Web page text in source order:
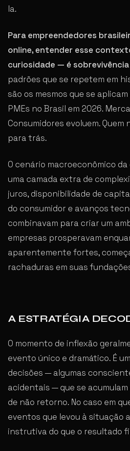
la.
Para empreendedores
online, entender esse
curiosidade — é
padrões que se repetem em
são os mesmos que se
PMEs no Brasil em 2026.
Consumidores evoluem.
para trás.
O cenário macroeconômico
uma camada extra de
juros, disponibilidade de
do consumidor e avanços
combinavam para criar um
empresas prosperavam
aparentemente fortes,
rachaduras em suas
A ESTRATÉGIA
O momento de inflexão
evento único e dramático. É
decisões — algumas
acidentais — que se
de não retorno. No caso em
eventos que levou à situação
instrutiva do que o resultado